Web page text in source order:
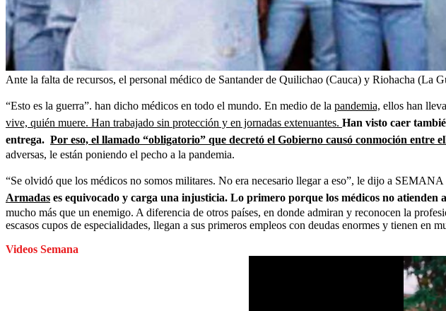
Ante la falta de recursos, el personal médico de Santander de Quilichao (Cauca) y Riohacha (La
“Esto es la guerra”. han dicho médicos en todo el mundo. En medio de la pandemia, ellos han
vive, quién muere. Han trabajado sin protección y en jornadas extenuantes. Han visto caer
entrega. Por eso, el llamado “obligatorio” que decretó el Gobierno causó conmoción entre
adversas, le están poniendo el pecho a la pandemia.
“Se olvidó que los médicos no somos militares. No era necesario llegar a eso”, le dijo a
Armadas es equivocado y carga una injusticia. Lo primero porque los médicos no
mucho más que un enemigo. A diferencia de otros países, en donde admiran y reconocen la
escasos cupos de especialidades, llegan a sus primeros empleos con deudas enormes y tienen en
Videos Semana